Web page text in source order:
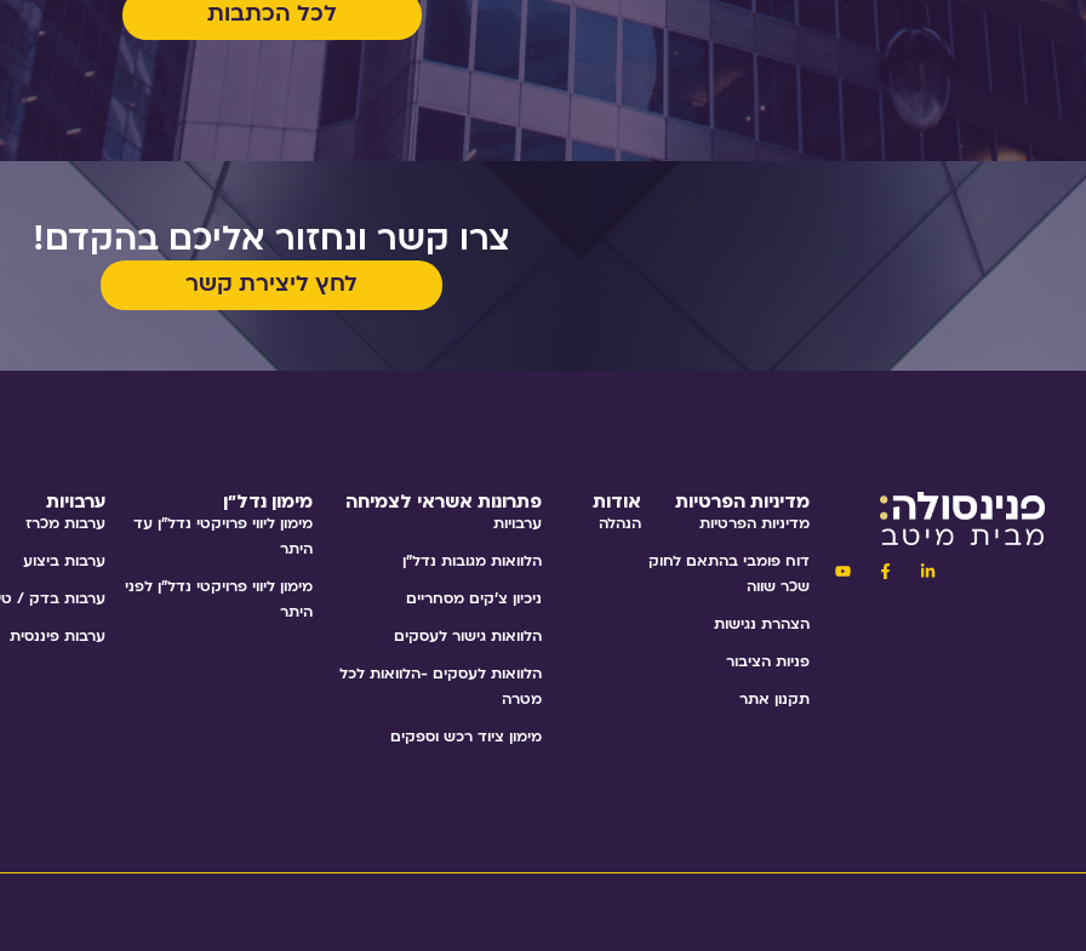
לכל הכתבות
צרו קשר ונחזור אליכם בהקדם!
לחץ ליצירת קשר
מדיניות הפרטיות
מדיניות הפרטיות
דוח פומבי בהתאם לחוק
שכר שווה
הצהרת נגישות
פניות הציבור
תקנון אתר
אודות
הנהלה
פתרונות אשראי לצמיחה
ערבויות
הלוואות מגובות נדל״ן
ניכיון צ׳קים מסחריים
הלוואות גישור לעסקים
הלוואות לעסקים -הלוואות לכל
מטרה
מימון ציוד רכש וספקים
מימון נדל״ן
מימון ליווי פרויקטי נדל"ן עד
היתר
מימון ליווי פרויקטי נדל"ן לפני
היתר
ערבויות
ערבות מכרז
ערבות ביצוע
ערבות בדק /
ערבות פיננסית